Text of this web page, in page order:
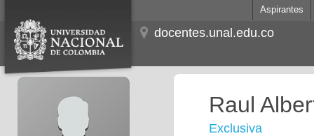
Aspirantes
docentes.unal.edu.co
Raul
Exclusiva